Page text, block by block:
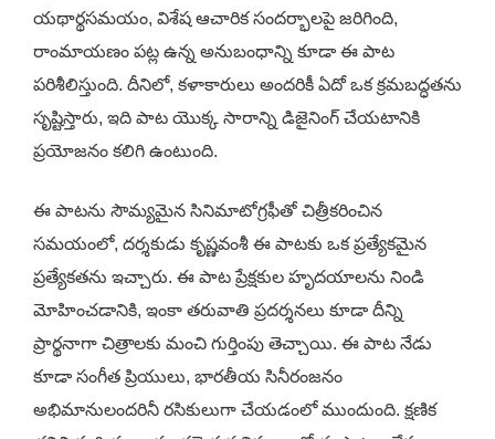
యథార్థసమయం, విశేష ఆచారిక సందర్భాలపై జరిగింది,
రాంమాయణం పట్ల ఉన్న అనుబంధాన్ని కూడా ఈ పాట
పరిశీలిస్తుంది. దీనిలో, కళాకారులు అందరికీ ఏదో ఒక క్రమబద్ధతను
సృష్టిస్తారు, ఇది పాట యొక్క సారాన్ని డిజైనింగ్ చేయటానికి
ప్రయోజనం కలిగి ఉంటుంది.
ఈ పాటను సౌమ్యమైన సినిమాటోగ్రఫీతో చిత్రీకరించిన
సమయంలో, దర్శకుడు కృష్ణవంశీ ఈ పాటకు ఒక ప్రత్యేకమైన
ప్రత్యేకతను ఇచ్చారు. ఈ పాట ప్రేక్షకుల హృదయాలను నిండి
మోహించడానికి, ఇంకా తరువాతి ప్రదర్శనలు కూడా దీన్ని
ప్రార్థనాగా చిత్రాలకు మంచి గుర్తింపు తెచ్చాయి. ఈ పాట నేడు
కూడా సంగీత ప్రియులు, భారతీయ సినీరంజనం
అభిమానులందరినీ రసికులుగా చేయడంలో ముందుంది. క్షణిక